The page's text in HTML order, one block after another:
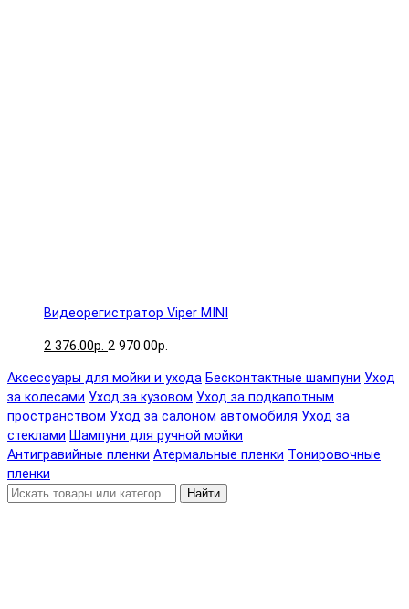
Видеорегистратор Viper MINI
2 376.00р. 2 970.00р.
Аксессуары для мойки и ухода Бесконтактные шампуни Уход
за колесами Уход за кузовом Уход за подкапотным
пространством Уход за салоном автомобиля Уход за
стеклами Шампуни для ручной мойки
Антигравийные пленки Атермальные пленки Тонировочные
пленки
Найти